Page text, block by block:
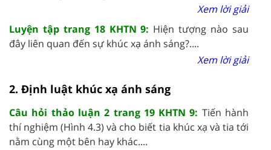
Xem lời giải
Luyện tập trang 18 KHTN 9: Hiện tượng nào sau
đây liên quan đến sự khúc xạ ánh sáng?....
Xem lời giải
2. Định luật khúc xạ ánh sáng
Câu hỏi thảo luận 2 trang 19 KHTN 9: Tiến hành
thí nghiệm (Hình 4.3) và cho biết tia khúc xạ và tia tới
nằm cùng một bên hay khác....